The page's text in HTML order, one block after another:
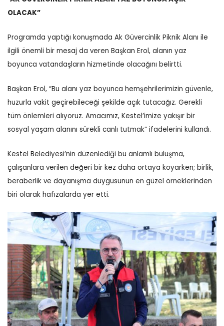
OLACAK”
Programda yaptığı konuşmada Ak Güvercinlik Piknik Alanı ile
ilgili önemli bir mesaj da veren Başkan Erol, alanın yaz
boyunca vatandaşların hizmetinde olacağını belirtti.
Başkan Erol, “Bu alanı yaz boyunca hemşehrilerimizin güvenle,
huzurla vakit geçirebileceği şekilde açık tutacağız. Gerekli
tüm önlemleri alıyoruz. Amacımız, Kestel’imize yakışır bir
sosyal yaşam alanını sürekli canlı tutmak” ifadelerini kullandı.
Kestel Belediyesi’nin düzenlediği bu anlamlı buluşma,
çalışanlara verilen değeri bir kez daha ortaya koyarken; birlik,
beraberlik ve dayanışma duygusunun en güzel örneklerinden
biri olarak hafızalarda yer etti.